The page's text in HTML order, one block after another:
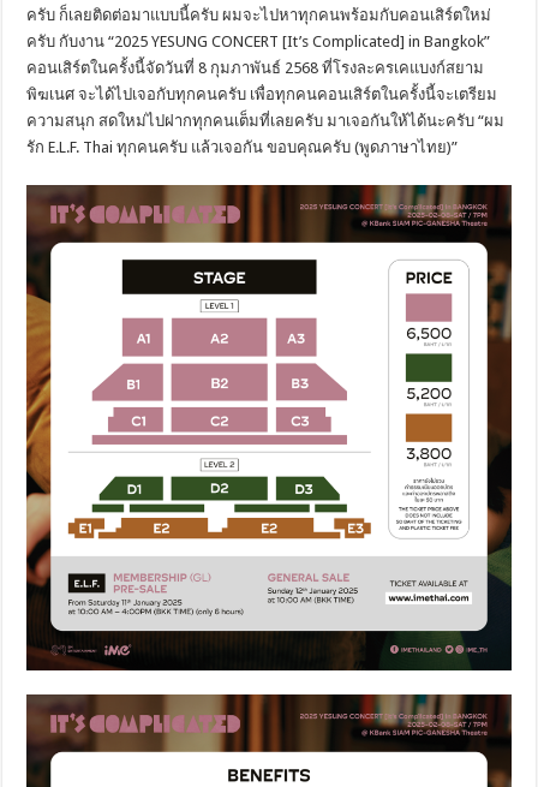
ครับ ก็เลยติดต่อมาแบบนี้ครับ ผมจะไปหาทุกคนพร้อมกับคอนเสิร์ตใหม่
ครับ กับงาน “2025 YESUNG CONCERT [It’s Complicated] in Bangkok”
คอนเสิร์ตในครั้งนี้จัดวันที่ 8 กุมภาพันธ์ 2568 ที่โรงละครเคแบงก์สยาม
พิฆเนศ จะได้ไปเจอกับทุกคนครับ เพื่อทุกคนคอนเสิร์ตในครั้งนี้จะเตรียม
ความสนุก สดใหม่ไปฝากทุกคนเต็มที่เลยครับ มาเจอกันให้ได้นะครับ “ผม
รัก E.L.F. Thai ทุกคนครับ แล้วเจอกัน ขอบคุณครับ (พูดภาษาไทย)”